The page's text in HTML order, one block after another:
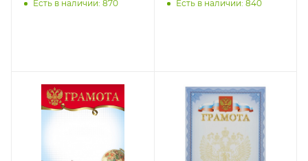
Есть в наличии: 870 Есть в наличии: 840